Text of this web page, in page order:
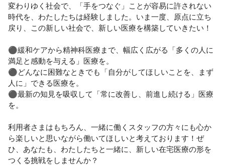
変わりゆく社会で、「手をつなぐ」ことが容易に許されない
時代を、わたしたちは経験しました。いま一度、原点に立ち
戻り、この新しい社会で、新しい医療を構築していきたい！
⚫︎緩和ケアから精神科医療まで、幅広く広がる「多くの人に
満足と感動を与える」医療を。
⚫︎どんなに困難なときでも「自分がしてほしいことを、まず
人に」できる医療を。
⚫︎最新の知見を吸収して「常に改善し、前進し続ける」医療
を。
利用者さまはもちろん、一緒に働くスタッフの方々にも心か
ら楽しいと思いながら働いてほしいと考えております！ぜ
ひ、あなたも、わたしたちと一緒に、新しい在宅医療の形を
つくる挑戦をしませんか？